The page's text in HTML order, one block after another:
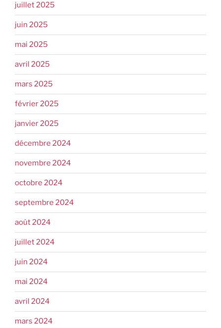
juillet 2025
juin 2025
mai 2025
avril 2025
mars 2025
février 2025
janvier 2025
décembre 2024
novembre 2024
octobre 2024
septembre 2024
août 2024
juillet 2024
juin 2024
mai 2024
avril 2024
mars 2024